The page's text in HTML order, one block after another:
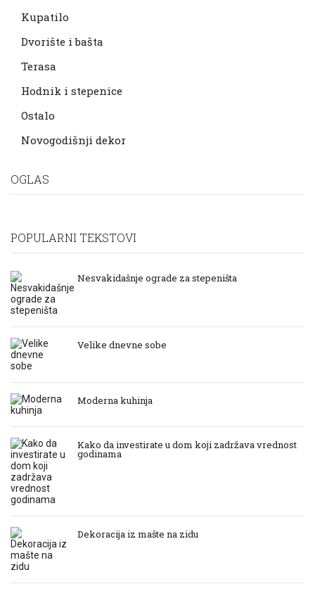
Kupatilo
Dvorište i bašta
Terasa
Hodnik i stepenice
Ostalo
Novogodišnji dekor
OGLAS
POPULARNI TEKSTOVI
Nesvakidašnje ograde za stepeništa
Velike dnevne sobe
Moderna kuhinja
Kako da investirate u dom koji zadržava vrednost
godinama
Dekoracija iz mašte na zidu